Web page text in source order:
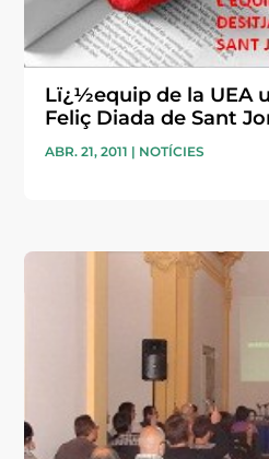
Lï¿½equip de la UEA
Feliç Diada de Sant
ABR. 21, 2011 | NOTÍCIES